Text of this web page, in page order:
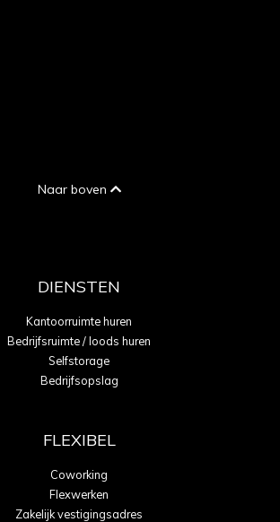
Naar boven
DIENSTEN
Kantoorruimte huren
Bedrijfsruimte / loods huren
Selfstorage
Bedrijfsopslag
FLEXIBEL
Coworking
Flexwerken
Zakelijk vestigingsadres